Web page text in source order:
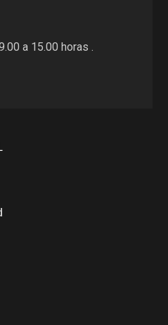
a 15.00 horas .